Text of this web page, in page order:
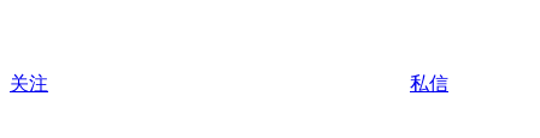
关注 私信